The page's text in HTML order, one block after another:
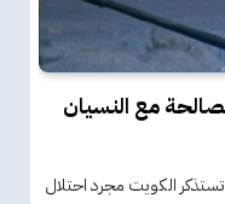
مع النسيان
الكويت مجرد احتلال